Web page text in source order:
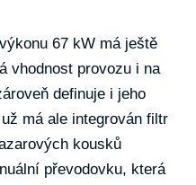
67 kW má ještě
vhodnost provozu i na
definuje i jeho
má ale integrován filtr
kousků
převodovku, která